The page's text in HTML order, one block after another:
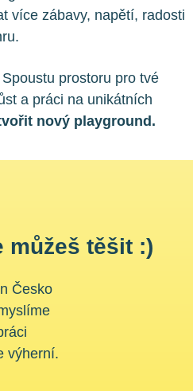
více zábavy, napětí, radosti
prostoru pro tvé
a práci na unikátních
nový playground.
můžeš těšit :)
Česko
výherní.